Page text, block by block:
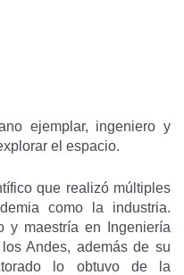
ejemplar, ingeniero y
el espacio.
que realizó múltiples
como la industria.
y maestría en Ingeniería
Andes, además de su
lo obtuvo de la